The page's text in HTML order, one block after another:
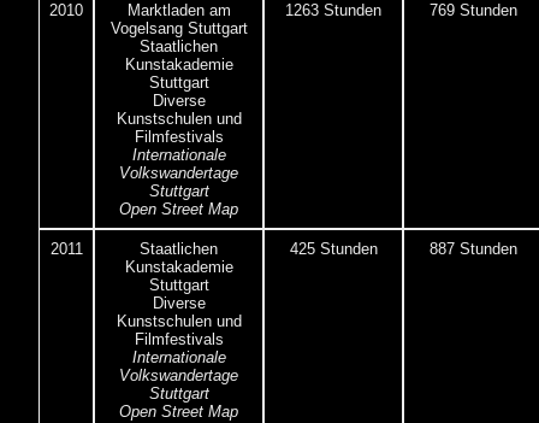
2010
Marktladen am
Vogelsang Stuttgart
Staatlichen
Kunstakademie
Stuttgart
Diverse
Kunstschulen und
Filmfestivals
Internationale
Volkswandertage
Stuttgart
Open Street Map
1263 Stunden 769 Stunden
2011
Staatlichen
Kunstakademie
Stuttgart
Diverse
Kunstschulen und
Filmfestivals
Internationale
Volkswandertage
Stuttgart
Open Street Map
425 Stunden 887 Stunden